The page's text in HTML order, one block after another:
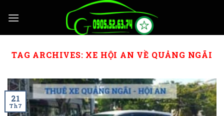
TAG ARCHIVES: XE HỘI AN VỀ QUẢNG NGÃI
21
Th7